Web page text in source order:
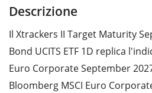
Descrizione
Il Xtrackers II Target Maturity
Bond UCITS ETF 1D replica
Euro Corporate September
Bloomberg MSCI Euro